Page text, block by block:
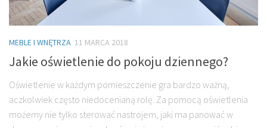
MEBLE I WNĘTRZA 11 MARCA 2018
Jakie oświetlenie do pokoju dziennego?
Oświetlenie w każdym pomieszczenie gra bardzo ważną,
aczkolwiek często niedocenianą rolę. Za pomocą oświetlenia
możemy nie tylko sterować nastrojem, jaki ma panować w